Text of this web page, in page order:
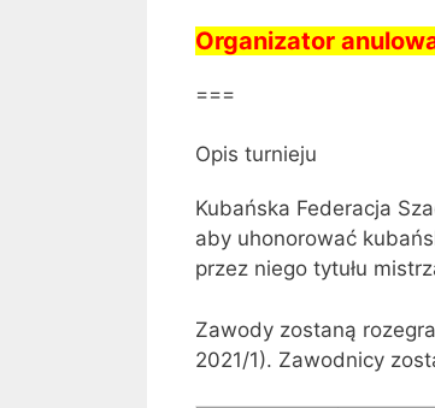
Organizator
===
Opis turnieju
Kubańska Federacja
aby uhonorować
przez niego tytułu
Zawody zostaną
2021/1). Zawodnicy